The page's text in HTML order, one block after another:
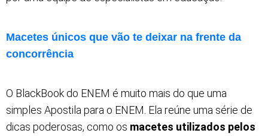
Macetes únicos que vão te deixar na frente da
concorrência
O BlackBook do ENEM é muito mais do que uma
simples Apostila para o ENEM. Ela reúne uma série de
dicas poderosas, como os macetes utilizados pelos